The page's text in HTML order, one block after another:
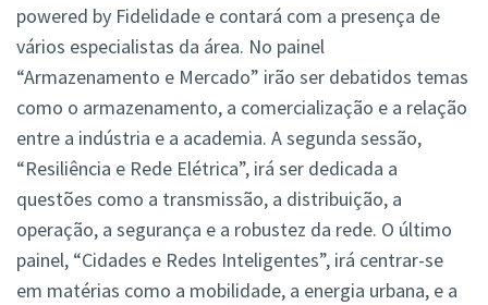
powered by Fidelidade e contará com a presença de
vários especialistas da área. No painel
“Armazenamento e Mercado” irão ser debatidos temas
como o armazenamento, a comercialização e a relação
entre a indústria e a academia. A segunda sessão,
“Resiliência e Rede Elétrica”, irá ser dedicada a
questões como a transmissão, a distribuição, a
operação, a segurança e a robustez da rede. O último
painel, “Cidades e Redes Inteligentes”, irá centrar-se
em matérias como a mobilidade, a energia urbana, e a